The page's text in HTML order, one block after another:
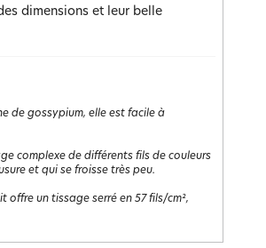
dimensions et leur belle
de gossypium, elle est facile à
complexe de différents fils de couleurs
et qui se froisse très peu.
un tissage serré en 57 fils/cm²,